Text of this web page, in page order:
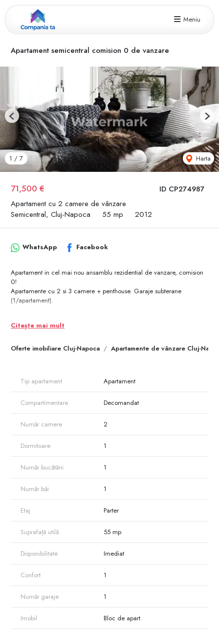
Meniu
Apartament semicentral comision 0 de vanzare
ID CP274987
71,500 €
Apartament cu 2 camere de vânzare
Semicentral, Cluj-Napoca
55 mp 2012
1 / 7 Harta
Previous Next
Oferte imobiliare Cluj-Napoca Apartamente de vânzare Cluj-
WhatsApp Facebook
Apartament in cel mai nou ansamblu rezidential de vanzare, comision
0!
Apartamente cu 2 si 3 camere + penthouse. Garaje subterane
(1/apartament).
Citește mai mult
Tip apartament Apartament
Compartimentare Decomandat
Număr camere 2
Dormitoare 1
Număr bucătării 1
Număr băi 1
Etaj Parter
Suprafață utilă 55 mp
Disponibilitate Imediat
Confort 1
Număr garaje 1
Imobil Bloc de apart.